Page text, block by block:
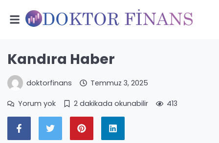
Kandıra Haber
doktorfinans Temmuz 3, 2025
Yorum yok 2 dakikada okunabilir 413